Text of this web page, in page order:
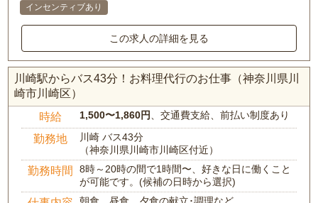
インセンティブあり
この求人の詳細を見る
川崎駅からバス43分！お料理代行のお仕事（神奈川県川
崎市川崎区）
時給 1,500〜1,860円 、交通費支給、前払い制度あり
勤務地
川崎 バス43分
（神奈川県川崎市川崎区付近）
勤務時間
8時～20時の間で1時間〜、好きな日に働くこと
が可能です。(候補の日時から選択)